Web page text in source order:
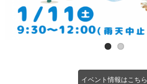
イベント情報はこちら